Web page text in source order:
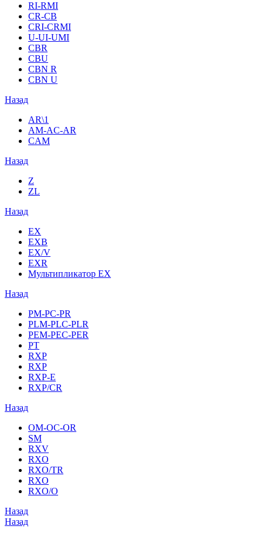
RI-RMI
CR-CB
СRI-СRMI
U-UI-UMI
CBR
CBU
CBN R
CBN U
Назад
AR\1
AM-AC-AR
CAM
Назад
Z
ZL
Назад
EX
EXB
EX/V
EXR
Мультипликатор EX
Назад
PM-PC-PR
PLM-PLC-PLR
PEM-PEC-PER
PT
RXP
RXP
RXP-E
RXP/CR
Назад
OM-OC-OR
SM
RXV
RXO
RXO/TR
RXO
RXO/O
Назад
Назад